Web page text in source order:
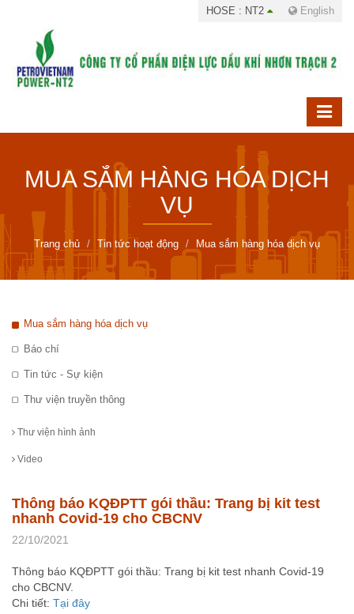
HOSE : NT2 English
MUA SẮM HÀNG HÓA DỊCH
VỤ
Trang chủ Tin tức hoạt động Mua sắm hàng hóa dịch vụ
Mua sắm hàng hóa dịch vụ
Báo chí
Tin tức - Sự kiện
Thư viện truyền thông
Thư viện hình ảnh
Video
Thông báo KQĐPTT gói thầu: Trang bị kit test
nhanh Covid-19 cho CBCNV
22/10/2021
Thông báo KQĐPTT gói thầu: Trang bị kit test nhanh Covid-19
cho CBCNV.
Chi tiết: Tại đây